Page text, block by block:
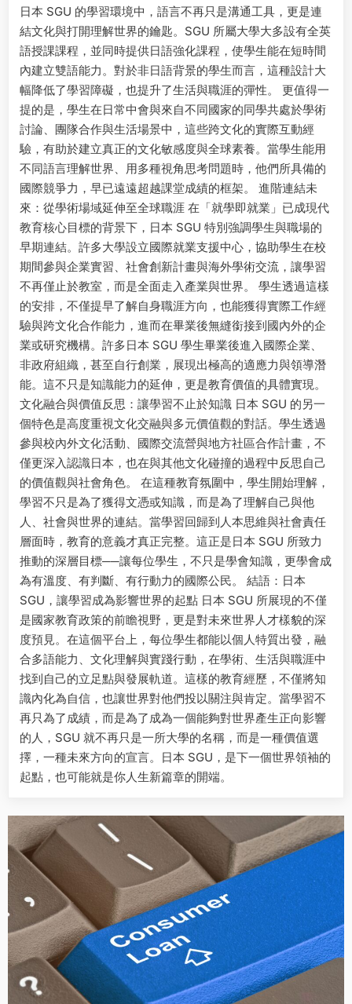
日本 SGU 的學習環境中，語言不再只是溝通工具，更是連
結文化與打開理解世界的鑰匙。SGU 所屬大學大多設有全英
語授課課程，並同時提供日語強化課程，使學生能在短時間
內建立雙語能力。對於非日語背景的學生而言，這種設計大
幅降低了學習障礙，也提升了生活與職涯的彈性。 更值得一
提的是，學生在日常中會與來自不同國家的同學共處於學術
討論、團隊合作與生活場景中，這些跨文化的實際互動經
驗，有助於建立真正的文化敏感度與全球素養。當學生能用
不同語言理解世界、用多種視角思考問題時，他們所具備的
國際競爭力，早已遠遠超越課堂成績的框架。 進階連結未
來：從學術場域延伸至全球職涯 在「就學即就業」已成現代
教育核心目標的背景下，日本 SGU 特別強調學生與職場的
早期連結。許多大學設立國際就業支援中心，協助學生在校
期間參與企業實習、社會創新計畫與海外學術交流，讓學習
不再僅止於教室，而是全面走入產業與世界。 學生透過這樣
的安排，不僅提早了解自身職涯方向，也能獲得實際工作經
驗與跨文化合作能力，進而在畢業後無縫銜接到國內外的企
業或研究機構。許多日本 SGU 學生畢業後進入國際企業、
非政府組織，甚至自行創業，展現出極高的適應力與領導潛
能。這不只是知識能力的延伸，更是教育價值的具體實現。
文化融合與價值反思：讓學習不止於知識 日本 SGU 的另一
個特色是高度重視文化交融與多元價值觀的對話。學生透過
參與校內外文化活動、國際交流營與地方社區合作計畫，不
僅更深入認識日本，也在與其他文化碰撞的過程中反思自己
的價值觀與社會角色。 在這種教育氛圍中，學生開始理解，
學習不只是為了獲得文憑或知識，而是為了理解自己與他
人、社會與世界的連結。當學習回歸到人本思維與社會責任
層面時，教育的意義才真正完整。這正是日本 SGU 所致力
推動的深層目標──讓每位學生，不只是學會知識，更學會成
為有溫度、有判斷、有行動力的國際公民。 結語：日本
SGU，讓學習成為影響世界的起點 日本 SGU 所展現的不僅
是國家教育政策的前瞻視野，更是對未來世界人才樣貌的深
度預見。在這個平台上，每位學生都能以個人特質出發，融
合多語能力、文化理解與實踐行動，在學術、生活與職涯中
找到自己的立足點與發展軌道。這樣的教育經歷，不僅將知
識內化為自信，也讓世界對他們投以關注與肯定。當學習不
再只為了成績，而是為了成為一個能夠對世界產生正向影響
的人，SGU 就不再只是一所大學的名稱，而是一種價值選
擇，一種未來方向的宣言。日本 SGU，是下一個世界領袖的
起點，也可能就是你人生新篇章的開端。